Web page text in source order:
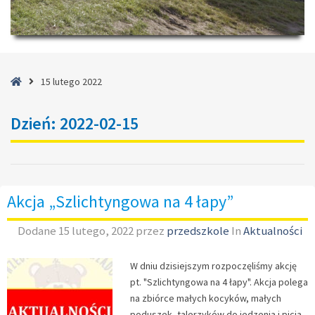
Strona15 lutego 2022
Dzień: 2022-02-15
Akcja „Szlichtyngowa na 4 łapy”
Dodane 15 lutego, 2022przez przedszkole InAktualności
W dniu dzisiejszym rozpoczęliśmy akcję
pt. "Szlichtyngowa na 4 łapy". Akcja polega
na zbiórce małych kocyków, małych